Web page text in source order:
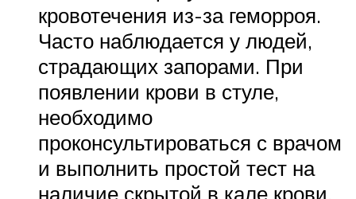
кровотечения из-за геморроя.
Часто наблюдается у людей,
страдающих запорами. При
появлении крови в стуле,
необходимо
проконсультироваться с врачом
и выполнить простой тест на
наличие скрытой в кале крови.